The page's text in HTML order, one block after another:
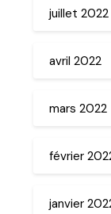
juillet 2022
avril 2022
mars 2022
février
janvier